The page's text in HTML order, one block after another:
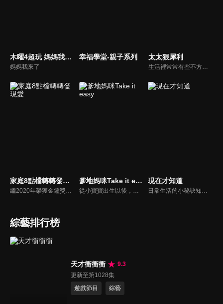
木曜4超玩 媽媽我來了
媽媽我來了
幸福學堂-親子系列 太太狠犀利
生活裡常常有些不方便，但其實只要有一些小創意，就會讓生活變得更有趣，就讓美食達人焦志方與生活玩家巴鈺帶領專家們，告訴大家最即時、最便利、最實用的解決之道！
家庭8點檔轉轉發現愛
繼2020年榮獲金鐘獎「生活風格節目主持人獎」，2021年再度入圍，從真理出發的家庭談話性節目，針對現代婚姻家庭議題讓您輕鬆掌握關注方向。
爹地媽咪Take it easy
從小寶寶出生以後，父母親就該使承受各種各樣的壓力。小寶寶的健康，教育費的負擔，乃至於社會跟親友的期許，都讓父母整日擔憂。本集節目還邀請台北醫院大學附設醫院的臨床心理師黃意霖，提供紓解壓力的方法。
現在才知道
日常生活的小秘訣知多少？由理財專家賴憲政、美麗人妻季芹，用貼近民心的實際案例、最新時事的話題來分析研討，讓你了解生活中的理財消費、民生、旅遊等問題。
綜藝排行榜
天才衝衝衝
9.3
更新至第1028集
遊戲節目
綜藝